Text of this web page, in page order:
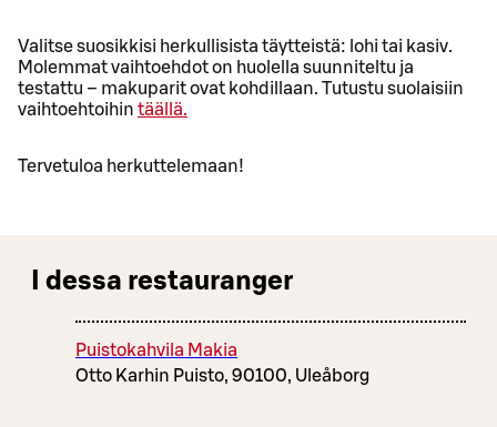
Valitse suosikkisi herkullisista täytteistä: lohi tai kasiv.
Molemmat vaihtoehdot on huolella suunniteltu ja
testattu – makuparit ovat kohdillaan. Tutustu suolaisiin
vaihtoehtoihin täällä.
Tervetuloa herkuttelemaan!
I dessa restauranger
Puistokahvila Makia
Otto Karhin Puisto, 90100, Uleåborg